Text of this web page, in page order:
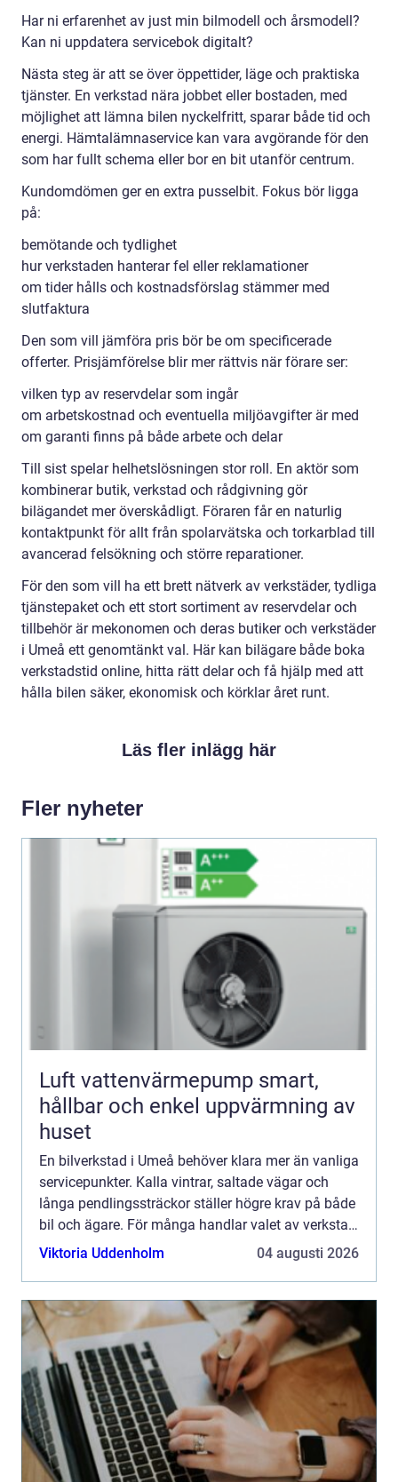
Har ni erfarenhet av just min bilmodell och årsmodell?
Kan ni uppdatera servicebok digitalt?
Nästa steg är att se över öppettider, läge och praktiska
tjänster. En verkstad nära jobbet eller bostaden, med
möjlighet att lämna bilen nyckelfritt, sparar både tid och
energi. Hämtalämnaservice kan vara avgörande för den
som har fullt schema eller bor en bit utanför centrum.
Kundomdömen ger en extra pusselbit. Fokus bör ligga
på:
bemötande och tydlighet
hur verkstaden hanterar fel eller reklamationer
om tider hålls och kostnadsförslag stämmer med
slutfaktura
Den som vill jämföra pris bör be om specificerade
offerter. Prisjämförelse blir mer rättvis när förare ser:
vilken typ av reservdelar som ingår
om arbetskostnad och eventuella miljöavgifter är med
om garanti finns på både arbete och delar
Till sist spelar helhetslösningen stor roll. En aktör som
kombinerar butik, verkstad och rådgivning gör
bilägandet mer överskådligt. Föraren får en naturlig
kontaktpunkt för allt från spolarvätska och torkarblad till
avancerad felsökning och större reparationer.
För den som vill ha ett brett nätverk av verkstäder, tydliga
tjänstepaket och ett stort sortiment av reservdelar och
tillbehör är mekonomen och deras butiker och verkstäder
i Umeå ett genomtänkt val. Här kan bilägare både boka
verkstadstid online, hitta rätt delar och få hjälp med att
hålla bilen säker, ekonomisk och körklar året runt.
Läs fler inlägg här
Fler nyheter
Luft vattenvärmepump smart,
hållbar och enkel uppvärmning av
huset
En bilverkstad i Umeå behöver klara mer än vanliga
servicepunkter. Kalla vintrar, saltade vägar och
långa pendlingssträckor ställer högre krav på både
bil och ägare. För många handlar valet av verkstad
om trygghet i vardagen: bilen ska starta på morg...
Viktoria Uddenholm 04 augusti 2026